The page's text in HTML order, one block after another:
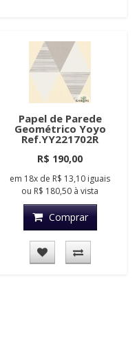
Papel de Parede
Geométrico Yoyo
Ref.YY221702R
R$ 190,00
em 18x de R$ 13,10 iguais
ou R$ 180,50 à vista
Comprar